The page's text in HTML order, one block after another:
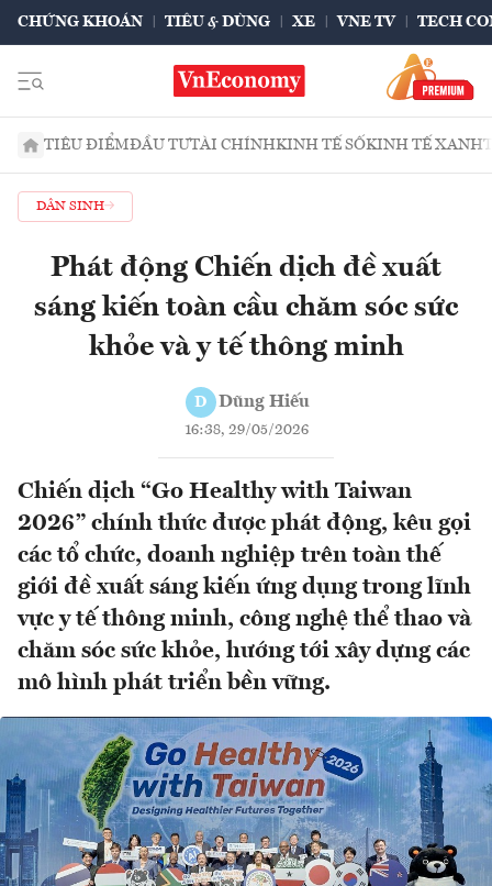
CHỨNG KHOÁN TIÊU & DÙNG XE VNE TV TECH
TIÊU ĐIỂMĐẦU TƯTÀI CHÍNHKINH TẾ SỐKINH TẾ XANH
DÂN SINH
Phát động Chiến dịch đề xuất
sáng kiến toàn cầu chăm sóc sức
khỏe và y tế thông minh
D Dũng Hiếu
16:38, 29/05/2026
Chiến dịch “Go Healthy with Taiwan
2026” chính thức được phát động, kêu gọi
các tổ chức, doanh nghiệp trên toàn thế
giới đề xuất sáng kiến ứng dụng trong lĩnh
vực y tế thông minh, công nghệ thể thao và
chăm sóc sức khỏe, hướng tới xây dựng các
mô hình phát triển bền vững.